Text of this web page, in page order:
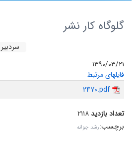
گلوگاه کار نشر
سردبیر
۱۳۹۰/۰۳/۲۱
فایلهای مرتبط
2470.pdf
تعداد بازدید۲۱۱۸
برچسب:رشد جوانه